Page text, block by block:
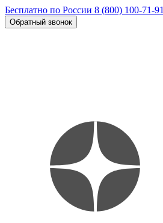
Бесплатно по России 8 (800) 100-71-91
Обратный звонок